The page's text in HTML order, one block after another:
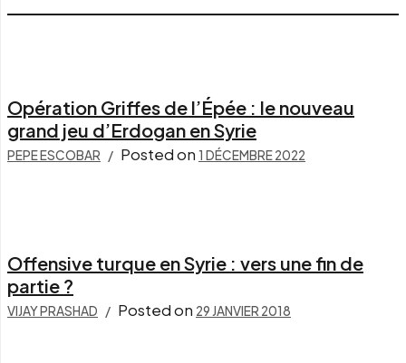
Opération Griffes de l’Épée : le nouveau
grand jeu d’Erdogan en Syrie
PEPE ESCOBAR Posted on 1 DÉCEMBRE 2022
Offensive turque en Syrie : vers une fin de
partie ?
VIJAY PRASHAD Posted on 29 JANVIER 2018